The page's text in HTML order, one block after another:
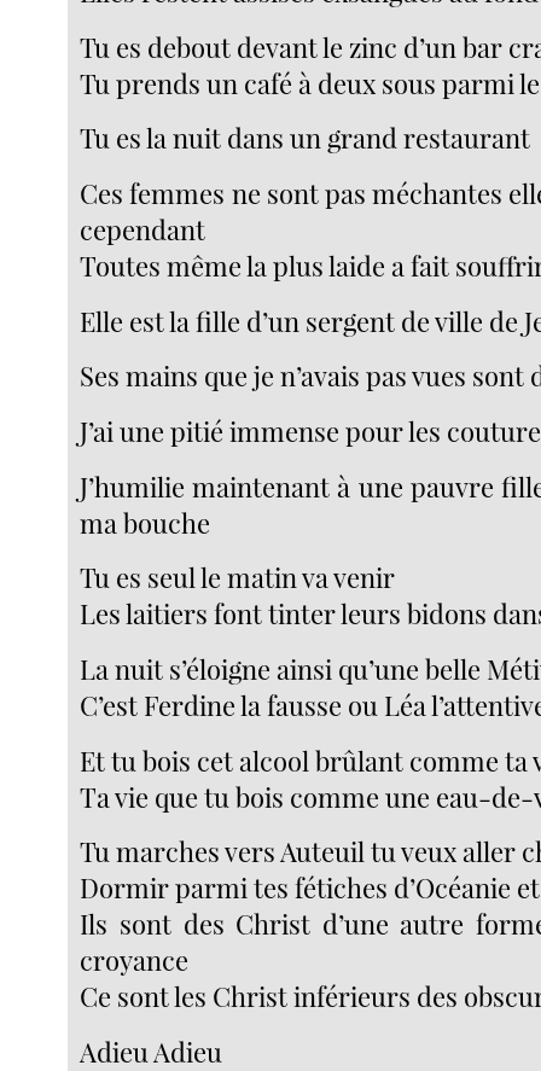
Tu es debout devant le zinc d’un bar
Tu prends un café à deux sous parmi
Tu es la nuit dans un grand restaurant
Ces femmes ne sont pas méchantes
cependant
Toutes même la plus laide a fait
Elle est la fille d’un sergent de ville de
Ses mains que je n’avais pas vues
J’ai une pitié immense pour les
J’humilie maintenant à une pauvre
ma bouche
Tu es seul le matin va venir
Les laitiers font tinter leurs bidons
La nuit s’éloigne ainsi qu’une belle
C’est Ferdine la fausse ou Léa
Et tu bois cet alcool brûlant comme ta
Ta vie que tu bois comme une eau-de-
Tu marches vers Auteuil tu veux aller
Dormir parmi tes fétiches d’Océanie
Ils sont des Christ d’une autre
croyance
Ce sont les Christ inférieurs des
Adieu Adieu